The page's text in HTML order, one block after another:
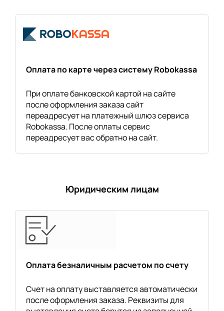
Оплата по карте через систему Robokassa
При оплате банковской картой на сайте
после оформления заказа сайт
переадресует на платежный шлюз сервиса
Robokassa. После оплаты сервис
переадресует вас обратно на сайт.
Юридическим лицам
Оплата безналичным расчетом по счету
Счет на оплату выставляется автоматически
после оформления заказа. Реквизиты для